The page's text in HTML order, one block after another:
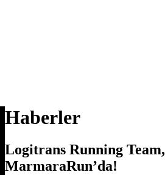
Haberler
Logitrans Running Team,
MarmaraRun’da!